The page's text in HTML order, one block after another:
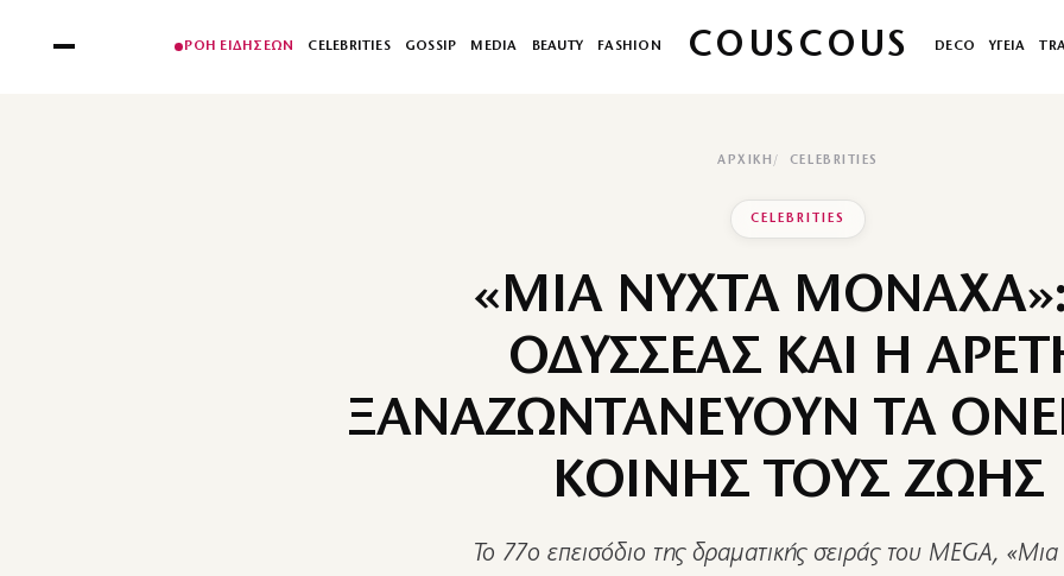
ΡΟΗ ΕΙΔΗΣΕΩΝ CELEBRITIES GOSSIP MEDIA BEAUTY FASHION COUSCOUS DECO ΥΓΕΙΑ
ΑΡΧΙΚΉ CELEBRITIES
CELEBRITIES
«ΜΙΑ ΝΥΧΤΑ
ΟΔΥΣΣΕΑΣ ΚΑΙ Η
ΞΑΝΑΖΩΝΤΑΝΕΥΟΥΝ ΤΑ
ΚΟΙΝΗΣ ΤΟΥΣ ΖΩΗΣ
Το 77ο επεισόδιο της δραματικής σειράς του MEGA,